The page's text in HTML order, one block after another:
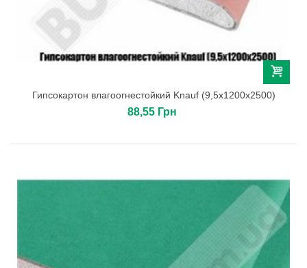
Гипсокартон влагоогнестойкий Knauf (9,5х1200х2500)
88,55 Грн